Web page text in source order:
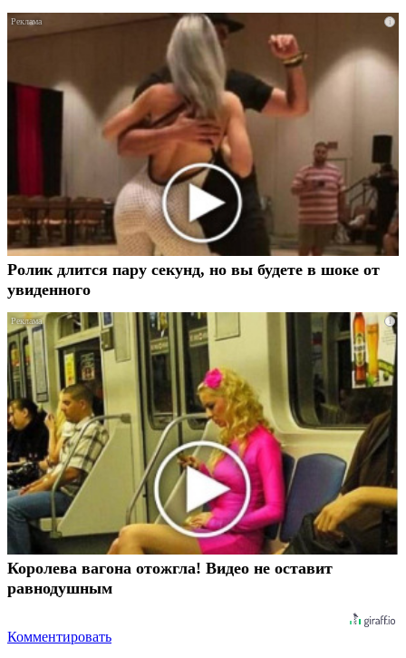
i
Ролик длится пару секунд, но вы будете в шоке от
увиденного
i
Королева вагона отожгла! Видео не оставит
равнодушным
Комментировать